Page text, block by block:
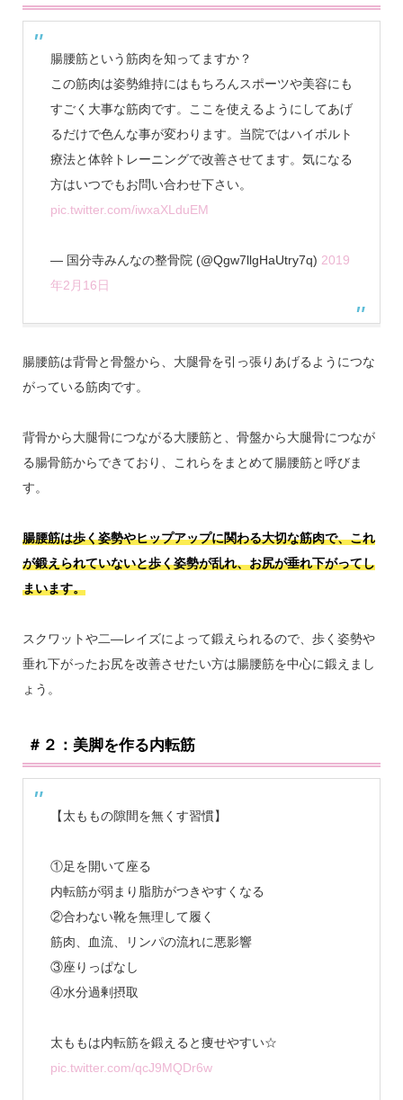
腸腰筋という筋肉を知ってますか？
この筋肉は姿勢維持にはもちろんスポーツや美容にも
すごく大事な筋肉です。ここを使えるようにしてあげ
るだけで色んな事が変わります。当院ではハイボルト
療法と体幹トレーニングで改善させてます。気になる
方はいつでもお問い合わせ下さい。
pic.twitter.com/iwxaXLduEM
— 国分寺みんなの整骨院 (@Qgw7llgHaUtry7q) 2019
年2月16日
腸腰筋は背骨と骨盤から、大腿骨を引っ張りあげるようにつな
がっている筋肉です。
背骨から大腿骨につながる大腰筋と、骨盤から大腿骨につなが
る腸骨筋からできており、これらをまとめて腸腰筋と呼びま
す。
腸腰筋は歩く姿勢やヒップアップに関わる大切な筋肉で、これ
が鍛えられていないと歩く姿勢が乱れ、お尻が垂れ下がってし
まいます。
スクワットや二―レイズによって鍛えられるので、歩く姿勢や
垂れ下がったお尻を改善させたい方は腸腰筋を中心に鍛えまし
ょう。
＃２：美脚を作る内転筋
【太ももの隙間を無くす習慣】
①足を開いて座る
内転筋が弱まり脂肪がつきやすくなる
②合わない靴を無理して履く
筋肉、血流、リンパの流れに悪影響
③座りっぱなし
④水分過剰摂取
太ももは内転筋を鍛えると痩せやすい☆
pic.twitter.com/qcJ9MQDr6w